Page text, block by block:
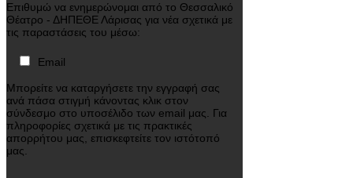
Επιθυμώ να ενημερώνομαι από το Θεσσαλικό
Θέατρο - ΔΗΠΕΘΕ Λάρισας για νέα σχετικά με
τις παραστάσεις του μέσω:
Email
Μπορείτε να καταργήσετε την εγγραφή σας
ανά πάσα στιγμή κάνοντας κλικ στον
σύνδεσμο στο υποσέλιδο των email μας. Για
πληροφορίες σχετικά με τις πρακτικές
απορρήτου μας, επισκεφτείτε τον ιστότοπό
μας.